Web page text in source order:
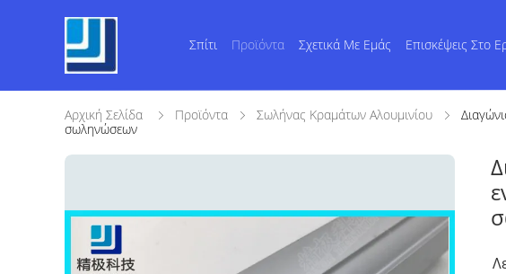
Σπίτι Προϊόντα Σχετικά Με Εμάς Επισκέψεις Στο
Αρχική Σελίδα Προϊόντα Σωλήνας Κραμάτων Αλουμινίου
σωληνώσεων